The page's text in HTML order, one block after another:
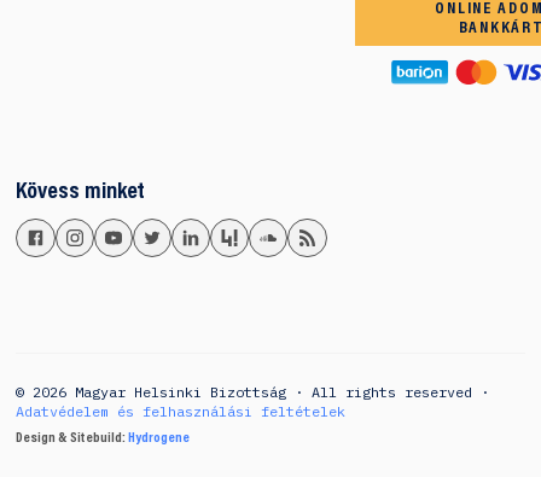
ONLINE
Kövess minket
© 2026 Magyar Helsinki Bizottság · All rights reserved ·
Adatvédelem és felhasználási feltételek
Design & Sitebuild: Hydrogene